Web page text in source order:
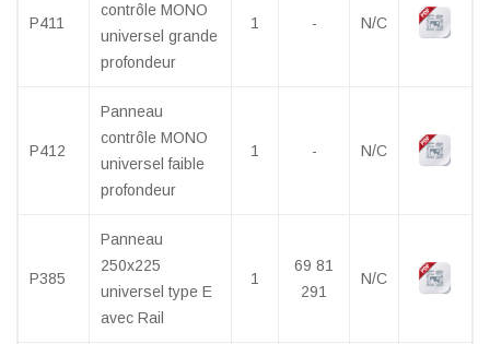
P411
contrôle MONO
universel grande
profondeur
1 - N/C
P412
Panneau
contrôle MONO
universel faible
profondeur
1 - N/C
P385
Panneau
250x225
universel type E
avec Rail
1
69 81
291
N/C